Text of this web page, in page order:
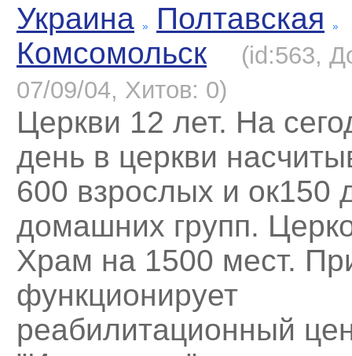
Украина
Полтавская
Комсомольск
(id:563,
07/09/04, Хитов: 0)
Церкви 12 лет. На
день в церкви
600 взрослых и ок150
домашних групп.
Храм на 1500 мест.
функционирует
реабилитационный